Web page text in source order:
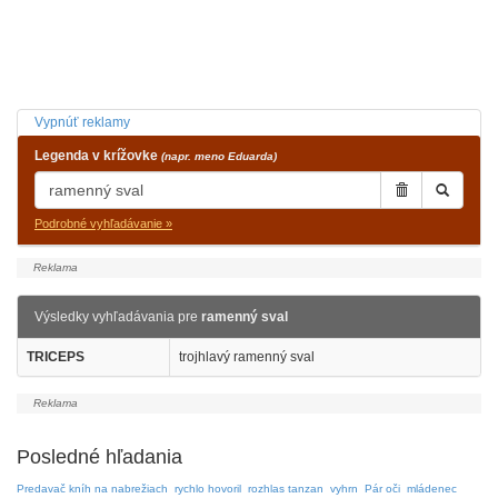
Vypnúť reklamy
Legenda v krížovke (napr. meno Eduarda)
Podrobné vyhľadávanie »
Výsledky vyhľadávania pre ramenný sval
TRICEPS trojhlavý ramenný sval
Posledné hľadania
Predavač kníh na nabrežiach rychlo hovoril rozhlas tanzan vyhrn Pár oči mládenec